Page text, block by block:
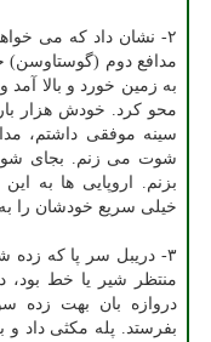
۲- نشان داد که می
مدافع دوم
به زمین خورد و بالا
محو کرد. خودش هزار
سینه موفقی داشتم،
شوت می زنم. بجای
بزنم. اروپایی ها به
خیلی سریع خودشان را
۳- دریبل سر پا که
منتظر شیر یا خط بود،
دروازه بان بهت زده
بفرستد. پله مکثی داد